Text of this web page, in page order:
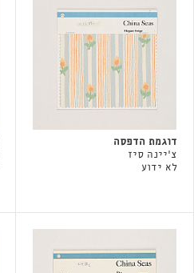
דוגמת הדפסה
צ'יינה סיז
לא ידוע